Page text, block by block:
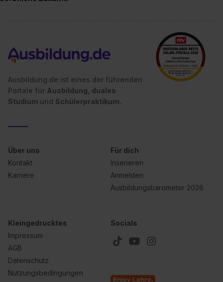
Ausbildung.de ist eines der führenden
Portale für Ausbildung, duales
Studium und Schülerpraktikum.
Über uns
Kontakt
Karriere
Für dich
Inserieren
Anmelden
Ausbildungsbarometer 2026
Kleingedrucktes
Impressum
AGB
Datenschutz
Nutzungsbedingungen
Socials